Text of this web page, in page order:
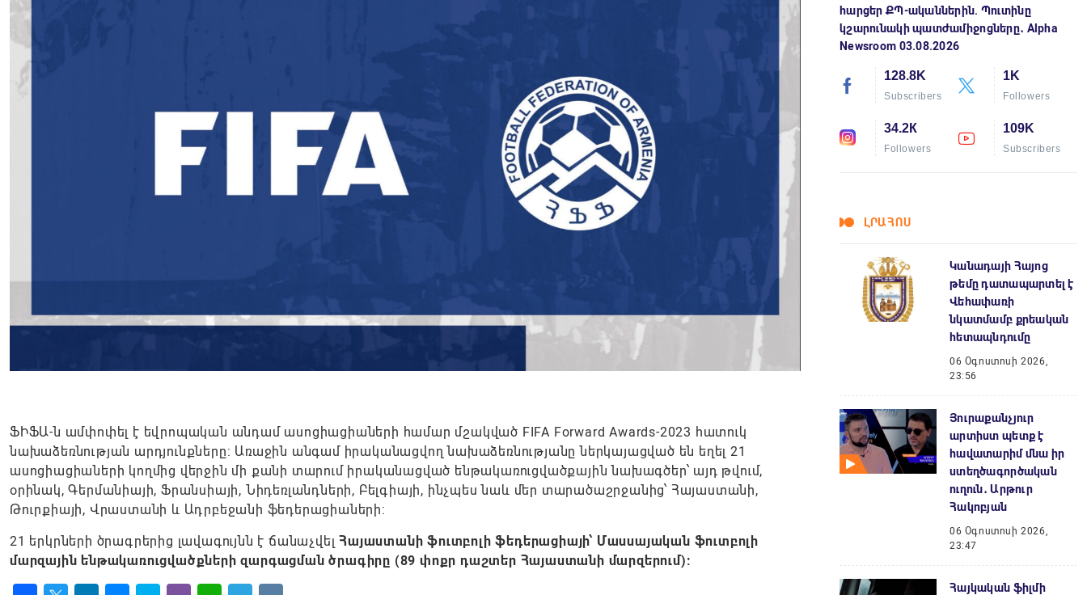
ՖԻՖԱ-ն ամփոփել է եվրոպական անդամ ասոցիացիաների համար մշակված FIFA Forward Awards-2023 հատուկ
նախաձեռնության արդյունքները: Առաջին անգամ իրականացվող նախաձեռնությանը ներկայացված են եղել 21
ասոցիացիաների կողմից վերջին մի քանի տարում իրականացված ենթակառուցվածքային նախագծեր՝ այդ թվում,
օրինակ, Գերմանիայի, Ֆրանսիայի, Նիդեռլանդների, Բելգիայի, ինչպես նաև մեր տարածաշրջանից՝ Հայաստանի,
Թուրքիայի, Վրաստանի և Ադրբեջանի ֆեդերացիաների։
21 երկրների ծրագրերից լավագույնն է ճանաչվելՀայաստանի ֆուտբոլի ֆեդերացիայի՝ Մասսայական ֆուտբոլի
մարզային ենթակառուցվածքների զարգացման ծրագիրը (89 փոքր դաշտեր Հայաստանի մարզերում):
հարցեր ՔՊ-ականներին. Պուտինը
կշարունակի պատժամիջոցները․ Alpha
Newsroom 03.08.2026
128.8K
Subscribers
1K
Followers
34.2К
Followers
109K
Subscribers
ԼՐԱՀՈՍ
Կանադայի Հայոց
թեմը դատապարտել է
Վեհափառի
նկատմամբ քրեական
հետապնդումը
06 Օգոստոսի 2026,
23:56
Յուրաքանչյուր
արտիստ պետք է
հավատարիմ մնա իր
ստեղծագործական
ուղուն․ Արթուր
Հակոբյան
06 Օգոստոսի 2026,
23:47
Հայկական ֆիլմի